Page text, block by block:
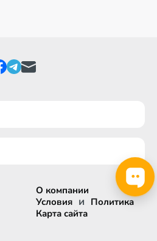
О компании
Условия и Политика
Карта сайта